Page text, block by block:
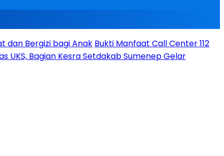
dan Bergizi bagi Anak Bukti Manfaat Call Center 112
UKS, Bagian Kesra Setdakab Sumenep Gelar